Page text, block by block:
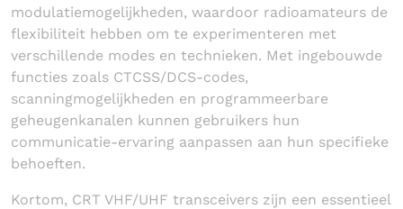
modulatiemogelijkheden, waardoor radioamateurs de
flexibiliteit hebben om te experimenteren met
verschillende modes en technieken. Met ingebouwde
functies zoals CTCSS/DCS-codes,
scanningmogelijkheden en programmeerbare
geheugenkanalen kunnen gebruikers hun
communicatie-ervaring aanpassen aan hun specifieke
behoeften.
Kortom, CRT VHF/UHF transceivers zijn een essentieel